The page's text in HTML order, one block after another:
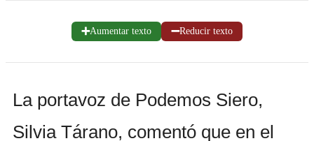
➕Aumentar texto ➖Reducir texto
La portavoz de Podemos Siero,
Silvia Tárano, comentó que en el